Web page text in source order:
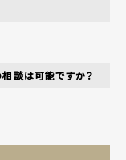
談は可能ですか？